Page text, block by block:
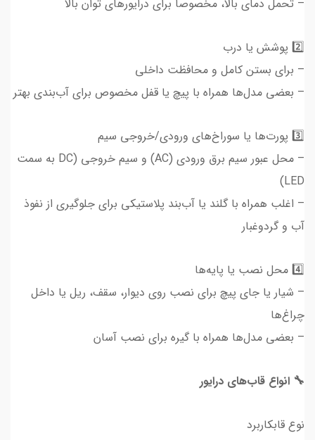
– تحمل دمای بالا، مخصوصاً برای درایورهای توان بالا
2️⃣ پوشش یا درب
– برای بستن کامل و محافظت داخلی
– بعضی مدل‌ها همراه با پیچ یا قفل مخصوص برای آب‌بندی بهتر
3️⃣ پورت‌ها یا سوراخ‌های ورودی/خروجی سیم
– محل عبور سیم برق ورودی (AC) و سیم خروجی (DC به سمت
LED)
– اغلب همراه با گلند یا آب‌بند پلاستیکی برای جلوگیری از نفوذ
آب و گردوغبار
4️⃣ محل نصب یا پایه‌ها
– شیار یا جای پیچ برای نصب روی دیوار، سقف، ریل یا داخل
چراغ‌ها
– بعضی مدل‌ها همراه با گیره برای نصب آسان
🔧 انواع قاب‌های درایور
نوع قابکاربرد